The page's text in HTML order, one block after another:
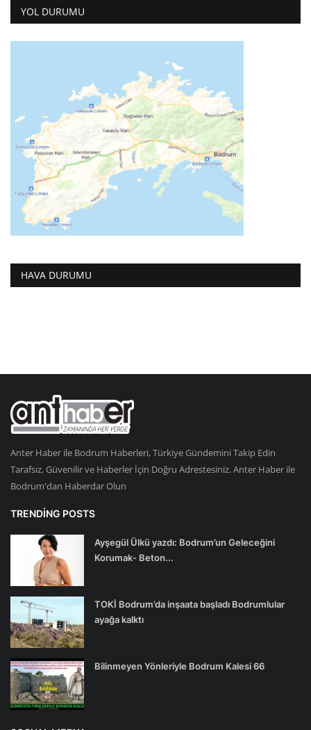
YOL DURUMU
HAVA DURUMU
Anter Haber ile Bodrum Haberleri, Türkiye Gündemini Takip Edin
Tarafsız, Güvenilir ve Haberler İçin Doğru Adrestesiniz. Anter Haber ile
Bodrum'dan Haberdar Olun
TRENDING POSTS
Ayşegül Ülkü yazdı: Bodrum’un Geleceğini
Korumak- Beton...
TOKİ Bodrum’da inşaata başladı Bodrumlular
ayağa kalktı
Bilinmeyen Yönleriyle Bodrum Kalesi 66